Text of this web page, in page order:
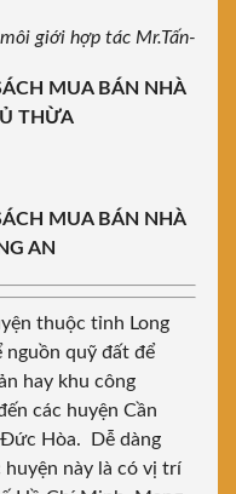
giới hợp tác Mr.Tấn-
MUA BÁN NHÀ
THỪA
MUA BÁN NHÀ
AN
thuộc tỉnh Long
quỹ đất để
hay khu công
các huyện Cần
Hòa. Dễ dàng
huyện này là có vị trí